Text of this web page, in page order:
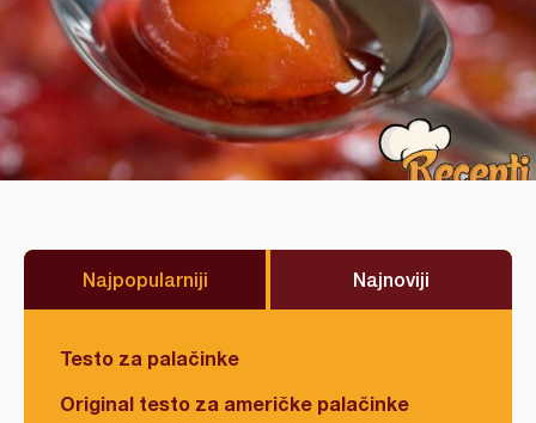
Najpopularniji Najnoviji
Testo za palačinke
Original testo za američke palačinke